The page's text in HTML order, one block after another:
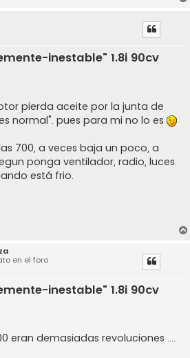
inestable" 1.8i 90cv
pierda aceite por la junta de
normal". pues para mi no lo es
700, a veces baja un poco, a
ponga ventilador, radio, luces.
está frio.
en el foro
inestable" 1.8i 90cv
eran demasiadas revoluciones ....